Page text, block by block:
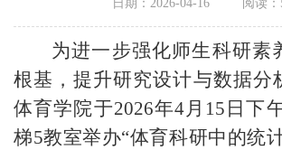
日期：2026-04-16
阅读：
为进一步强化师生科研素
根基，提升研究设计与数据分
体育学院于2026年4月15日下
梯5教室举办“体育科研中的统